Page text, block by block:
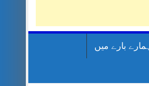
ہمارے بارے میں